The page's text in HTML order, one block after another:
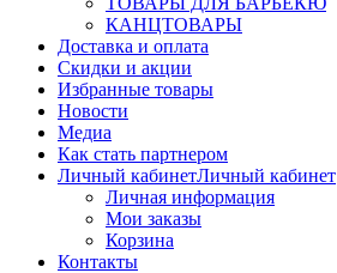
КАНЦТОВАРЫ
Доставка и оплата
Скидки и акции
Избранные товары
Новости
Медиа
Как стать партнером
Личный кабинетЛичный кабинет
Личная информация
Мои заказы
Корзина
Контакты